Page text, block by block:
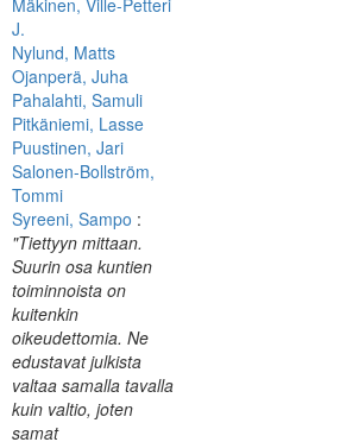
Mäkinen, Ville-Petteri
J.
Nylund, Matts
Ojanperä, Juha
Pahalahti, Samuli
Pitkäniemi, Lasse
Puustinen, Jari
Salonen-Bollström,
Tommi
Syreeni, Sampo :
"Tiettyyn mittaan.
Suurin osa kuntien
toiminnoista on
kuitenkin
oikeudettomia. Ne
edustavat julkista
valtaa samalla tavalla
kuin valtio, joten
samat